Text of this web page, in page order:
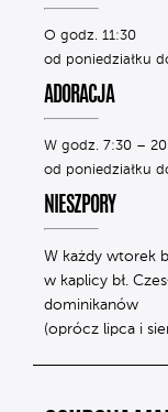
O godz. 11:30
od poniedziałku
ADORACJA
W godz. 7:30 –
od poniedziałku
NIESZPORY
W każdy wtorek
w kaplicy bł.
dominikanów
(oprócz lipca i